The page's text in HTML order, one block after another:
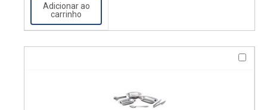
Adicionar ao
carrinho